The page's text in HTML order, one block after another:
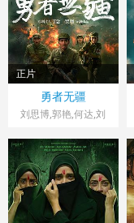
正片
中国大陆> 战争片
2026 导演：翌翔
勇者无疆
刘思博,郭艳,何达,刘